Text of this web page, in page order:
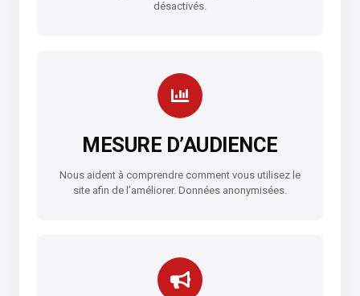
désactivés.
MESURE D’AUDIENCE
Nous aident à comprendre comment vous utilisez le
site afin de l’améliorer. Données anonymisées.